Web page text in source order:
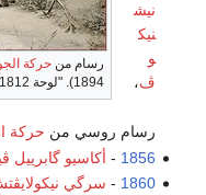
رسام من حركة
1894). "لوحة 1812" رسمها في 1874.
نيش
نيك
و
ڤ،
رسام روسي من حركة
1856
- أكاسيو گابرييل
1860
- سرگي